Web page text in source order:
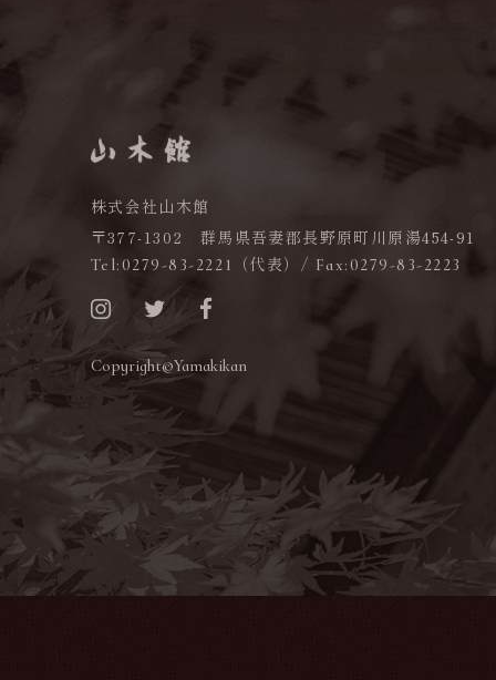
株式会社山木館
〒377-1302 群馬県吾妻郡長野原町川原湯454-91
Tel:0279-83-2221 （代表）/ Fax:0279-83-2223
Copyright©Yamakikan